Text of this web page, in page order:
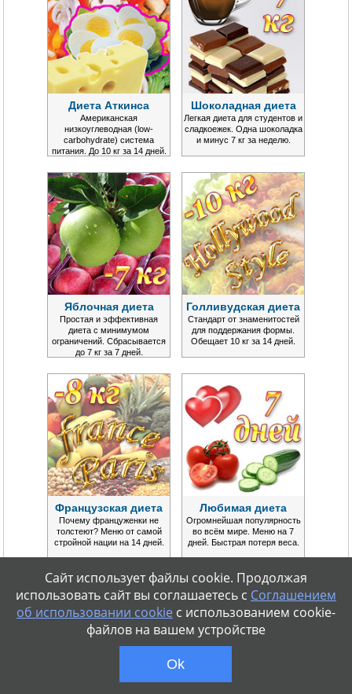
Диета Аткинса
Американская
низкоуглеводная (low-
carbohydrate) система
питания. До 10 кг за 14 дней.
Шоколадная диета
Легкая диета для студентов и
сладкоежек. Одна шоколадка
и минус 7 кг за неделю.
Яблочная диета
Простая и эффективная
диета с минимумом
ограничений. Сбрасывается
до 7 кг за 7 дней.
Голливудская диета
Стандарт от знаменитостей
для поддержания формы.
Обещает 10 кг за 14 дней.
Французская диета
Почему француженки не
толстеют? Меню от самой
стройной нации на 14 дней.
Любимая диета
Огромнейшая популярность
во всём мире. Меню на 7
дней. Быстрая потеря веса.
Сайт использует файлы cookie. Продолжая
использовать сайт вы соглашаетесь с Соглашением
об использовании cookieс использованием cookie-
файлов на вашем устройстве
Ok